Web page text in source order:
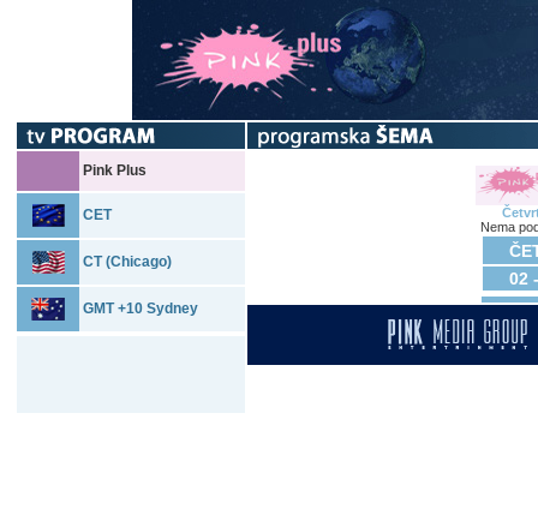
Pink Plus
CET
CT (Chicago)
GMT +10 Sydney
Nema
02